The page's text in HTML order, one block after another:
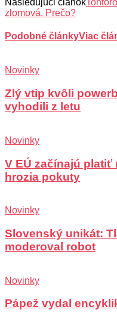
zlomová. Prečo?
Podobné článkyViac
Novinky
Zlý vtip kvôli
vyhodili z letu
Novinky
V EÚ začínajú platiť
hrozia pokuty
Novinky
Slovenský unikát:
moderoval robot
Novinky
Pápež vydal